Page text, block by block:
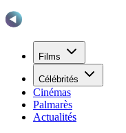
Films
Célébrités
Cinémas
Palmarès
Actualités